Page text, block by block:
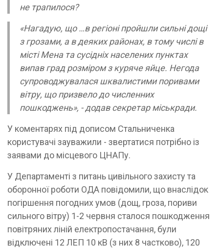
не трапилося?
«Нагадую, що …в регіоні пройшли сильні дощі
з грозами, а в деяких районах, в тому числі в
місті Мена та сусідніх населених пунктах
випав град розміром з куряче яйце. Негода
супроводжувалася шквалистими поривами
вітру, що призвело до численних
пошкоджень», - додав секретар міськради.
У коментарях під дописом Стальниченка
користувачі зауважили - звертатися потрібно із
заявами до місцевого ЦНАПу.
У Департаменті з питань цивільного захисту та
оборонної роботи ОДА повідомили, що внаслідок
погіршення погодних умов (дощ, гроза, пориви
сильного вітру) 1-2 червня сталося пошкодження
повітряних ліній електропостачання, були
відключені 12 ЛЕП 10 кВ (з них 8 частково), 120